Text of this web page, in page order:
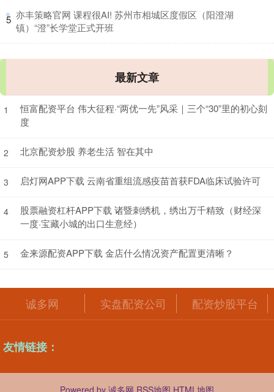
5 ​亦丰策略官网 课程很AI! 苏州市相城区度假区（阳澄湖
镇）“澄”长学堂正式开班
最新文章
1
恒富配资平台 伟大征程·“两优一先”风采｜三个“30”里的初心刻
度
2 北京配资炒股 养老生活 智在其中
3 启灯网APP下载 云南省重组流感疫苗首获FDA临床试验许可
4
股票融资杠杆APP下载 诸暨刺绣机，绣出万千精致（财经深
一度·宝藏小城的出口生意经）
5 金来源配资APP下载 金店什么情况资产配置更清晰？
诚多网 实盘配资公司 配资炒股平台
友情链接：